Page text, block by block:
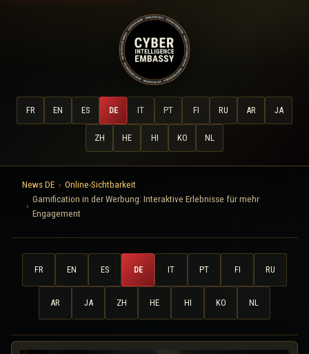
FR EN ES DE IT PT FI RU AR JA
ZH HE HI KO NL
News DE
Online-Sichtbarkeit
Gamification in der Werbung: Interaktive Erlebnisse für mehr
Engagement
FR EN ES DE IT PT FI RU
AR JA ZH HE HI KO NL